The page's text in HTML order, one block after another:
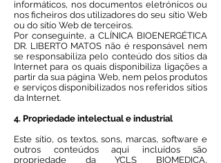
informáticos, nos documentos eletrónicos ou
nos ficheiros dos utilizadores do seu sítio Web
ou do sítio Web de terceiros.
Por conseguinte, a CLÍNICA BIOENERGÉTICA
DR. LIBERTO MATOS não é responsável nem
se responsabiliza pelo conteúdo dos sítios da
Internet para os quais disponibiliza ligações a
partir da sua página Web, nem pelos produtos
e serviços disponibilizados nos referidos sítios
da Internet.
4. Propriedade intelectual e industrial
Este sítio, os textos, sons, marcas, software e
outros conteúdos aqui incluídos são
propriedade da YCLS BIOMEDICA,